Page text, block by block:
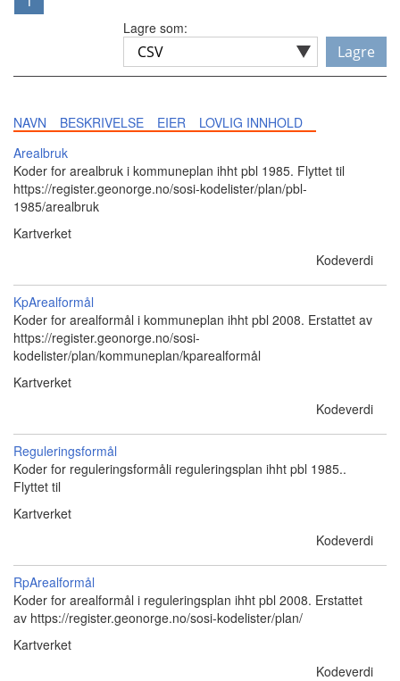
Lagre som:
Lagre
NAVN BESKRIVELSE EIER
LOVLIG INNHOLD
Arealbruk
Koder for arealbruk i kommuneplan ihht pbl 1985. Flyttet til
https://register.geonorge.no/sosi-kodelister/plan/pbl-
1985/arealbruk
Kartverket
Kodeverdi
KpArealformål
Koder for arealformål i kommuneplan ihht pbl 2008. Erstattet av
https://register.geonorge.no/sosi-
kodelister/plan/kommuneplan/kparealformål
Kartverket
Kodeverdi
Reguleringsformål
Koder for reguleringsformåli reguleringsplan ihht pbl 1985..
Flyttet til
Kartverket
Kodeverdi
RpArealformål
Koder for arealformål i reguleringsplan ihht pbl 2008. Erstattet
av https://register.geonorge.no/sosi-kodelister/plan/
Kartverket
Kodeverdi